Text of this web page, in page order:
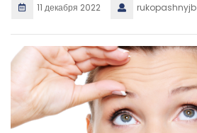
11 декабря 2022 rukopashnyjb